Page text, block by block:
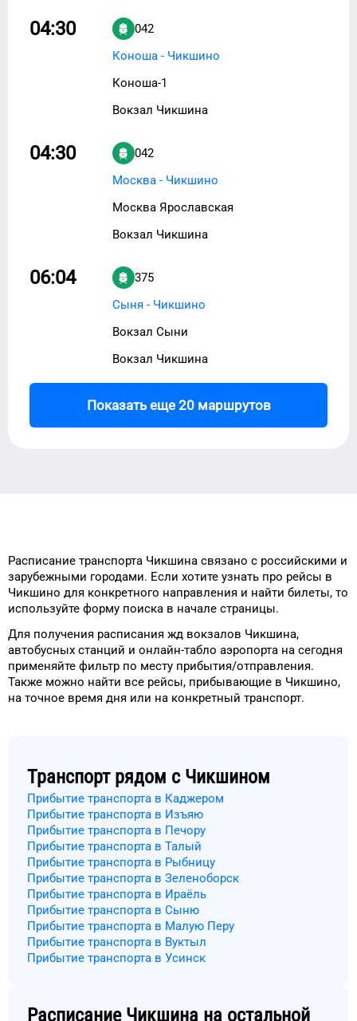
04:30
042
Коноша - Чикшино
Коноша-1
Вокзал Чикшина
04:30
042
Москва - Чикшино
Москва Ярославская
Вокзал Чикшина
06:04
375
Сыня - Чикшино
Вокзал Сыни
Вокзал Чикшина
Показать еще 20 маршрутов
Расписание транспорта Чикшина связано с российскими и
зарубежными городами. Если хотите узнать про рейсы в
Чикшино для конкретного направления и найти билеты, то
используйте форму поиска в начале страницы.
Для получения расписания жд вокзалов Чикшина,
автобусных станций и онлайн-табло аэропорта на сегодня
применяйте фильтр по месту прибытия/отправления.
Также можно найти все рейсы, прибывающие в Чикшино,
на точное время дня или на конкретный транспорт.
Транспорт рядом с Чикшином
Прибытие транспорта в Каджером
Прибытие транспорта в Изъяю
Прибытие транспорта в Печору
Прибытие транспорта в Талый
Прибытие транспорта в Рыбницу
Прибытие транспорта в Зеленоборск
Прибытие транспорта в Ираёль
Прибытие транспорта в Сыню
Прибытие транспорта в Малую Перу
Прибытие транспорта в Вуктыл
Прибытие транспорта в Усинск
Расписание Чикшина на остальной